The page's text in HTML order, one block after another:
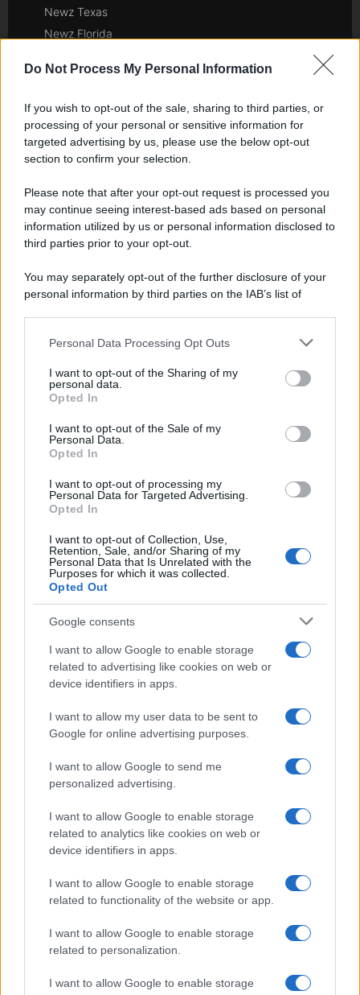
Do Not Process My Personal Information
If you wish to opt-out of the sale, sharing to third parties, or
processing of your personal or sensitive information for
targeted advertising by us, please use the below opt-out
section to confirm your selection.
Please note that after your opt-out request is processed you
may continue seeing interest-based ads based on personal
information utilized by us or personal information disclosed to
third parties prior to your opt-out.
You may separately opt-out of the further disclosure of your
personal information by third parties on the IAB’s list of
This information may also be disclosed by us to third parties
disclose it to other third parties.
Please note that this website/app uses one or more Google
services and may gather and store information including but
not limited to your visit or usage behaviour. You may click to
grant or deny consent to Google and its third-party tags to
consent section.
Personal Data Processing Opt Outs
I want to opt-out of the Sharing of my
personal data.
Opted In
I want to opt-out of the Sale of my
Personal Data.
Opted In
I want to opt-out of processing my
Personal Data for Targeted Advertising.
Opted In
I want to opt-out of Collection, Use,
Retention, Sale, and/or Sharing of my
Personal Data that Is Unrelated with the
Purposes for which it was collected.
Opted Out
Google consents
I want to allow Google to enable storage
related to advertising like cookies on web or
device identifiers in apps.
I want to allow my user data to be sent to
Google for online advertising purposes.
I want to allow Google to send me
personalized advertising.
I want to allow Google to enable storage
related to analytics like cookies on web or
device identifiers in apps.
I want to allow Google to enable storage
related to functionality of the website or app.
I want to allow Google to enable storage
related to personalization.
I want to allow Google to enable storage
Newz Texas
Newz Florida
Newz Pennsylvania
Newz Ohio
Gameland
Hig Tech Mag
Scoop Mag
Lgbtqia News
Motors Magazine 365
Day Travel 365
Home Magazine 365
Cineverse Magazine
SecondHomeMagazine
InvestirMag
Investieren24
UK
News Hub UK
Lgbtq News
Investeren 24
NL Newz